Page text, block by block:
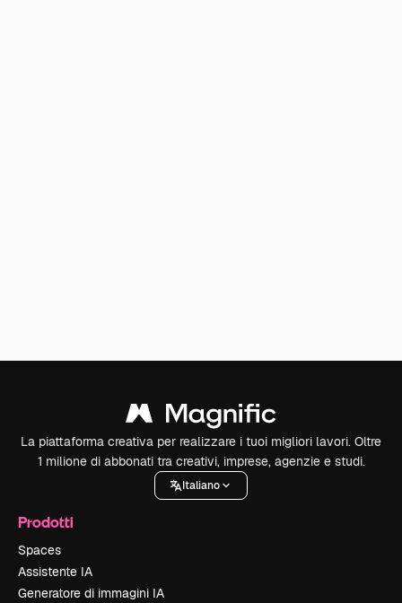
La piattaforma creativa per realizzare i tuoi migliori lavori. Oltre
1 milione di abbonati tra creativi, imprese, agenzie e studi.
Italiano
Prodotti
Spaces
Assistente IA
Generatore di immagini IA